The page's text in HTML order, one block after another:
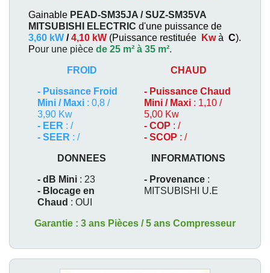
Gainable PEAD-SM35JA / SUZ-SM35VA
MITSUBISHI ELECTRIC d'une puissance de
3,60 kW /4,10 kW (Puissance restituée Kwà C).
Pour une pièce de 25 m² à 35 m².
FROID
- Puissance Froid
Mini / Maxi : 0,8 /
3,90 Kw
- EER : /
- SEER : /
CHAUD
- Puissance Chaud
Mini / Maxi : 1,10 /
5,00 Kw
- COP : /
- SCOP : /
DONNEES
- dB Mini : 23
- Blocage en
Chaud : OUI
INFORMATIONS
- Provenance :
MITSUBISHI U.E
Garantie : 3 ans Pièces / 5 ans Compresseur